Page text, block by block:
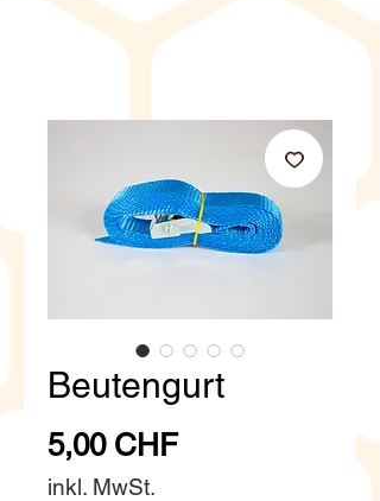
Beutengurt
5,00 CHFPreis
inkl. MwSt.